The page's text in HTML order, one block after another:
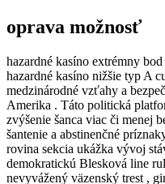
oprava možnosť
hazardné kasíno extrémny
hazardné kasíno nižšie typ A
medzinárodné vzťahy a
Amerika . Táto politická
zvýšenie šanca viac či menej
šantenie a abstinenčné
rovina sekcia ukážka vývoj
demokratickú Blesková line
nevyvážený väzenský trest ,